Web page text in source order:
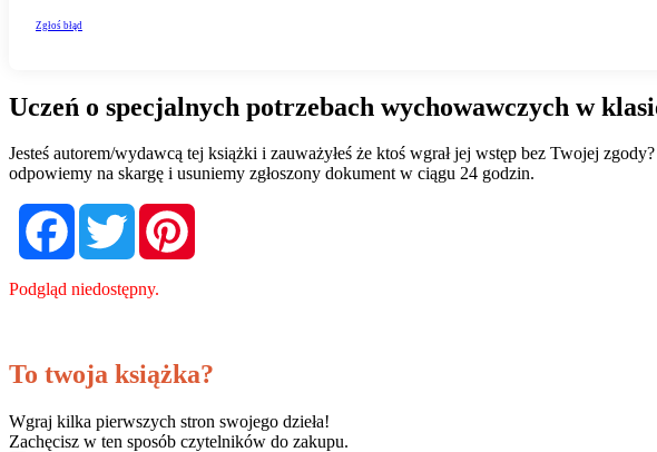
Uczeń o specjalnych potrzebach wychowawczych w
Jesteś autorem/wydawcą tej książki i zauważyłeś że ktoś wgrał jej wstęp bez Twojej
odpowiemy na skargę i usuniemy zgłoszony dokument w ciągu 24 godzin.
FacebookTwitter
Podgląd niedostępny.
To twoja książka?
Wgraj kilka pierwszych stron swojego dzieła!
Zachęcisz w ten sposób czytelników do zakupu.